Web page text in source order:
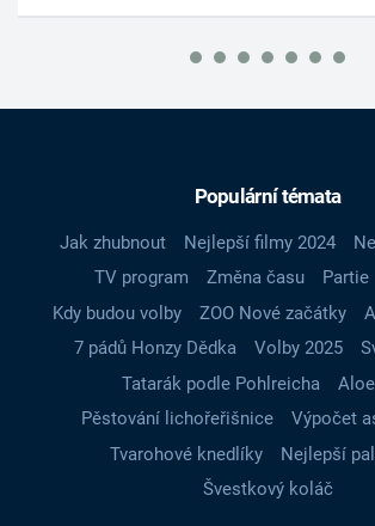
Populární témata
Jak zhubnout Nejlepší filmy 2024
TV program
Změna času Partie
Kdy budou volby
ZOO Nové začátky
7 pádů Honzy Dědka
Volby 2025
Tatarák podle Pohlreicha
Pěstování lichořeřišnice
Výpočet
Tvarohové knedlíky
Nejlepší
Švestkový koláč